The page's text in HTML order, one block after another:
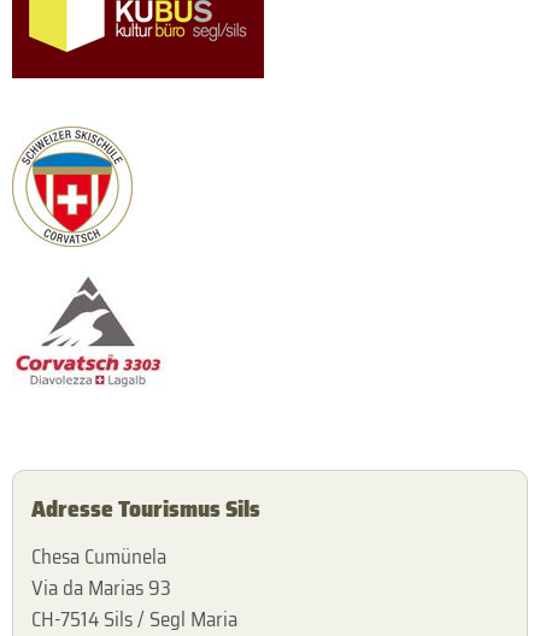
Adresse Tourismus Sils
Chesa Cumünela
Via da Marias 93
CH-7514 Sils / Segl Maria